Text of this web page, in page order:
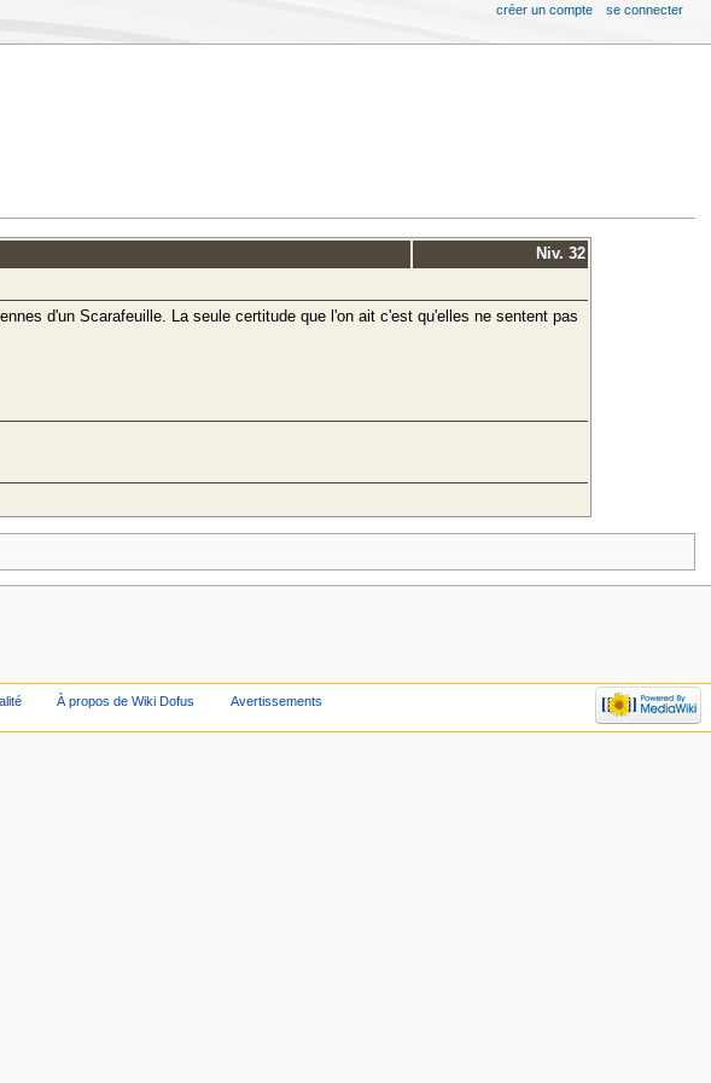
Niv. 32
d'un Scarafeuille. La seule certitude que l'on ait c'est qu'elles ne sentent pas
créer un compte se connecter
À propos de Wiki Dofus Avertissements